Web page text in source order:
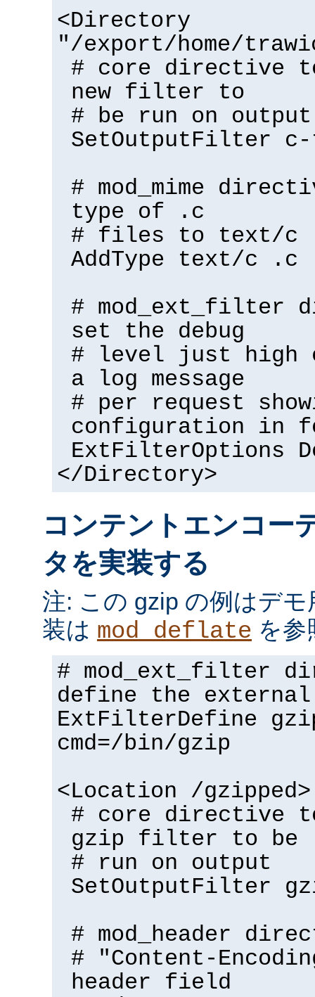
<Directory
"/export/home/
# core directive
new filter to
# be run on output
SetOutputFilter
# mod_mime
type of .c
# files to text/c
AddType text/c .c
# mod_ext_filter
set the debug
# level just high
a log message
# per request
configuration in
ExtFilterOptions
</Directory>
コンテントエンコー
タを実装する
注: この gzip の例はデ
装は mod_deflate を参
# mod_ext_filter
define the
ExtFilterDefine
cmd=/bin/gzip
<Location /gzipped>
# core directive
gzip filter to be
# run on output
SetOutputFilter
# mod_header
# "Content-
header field